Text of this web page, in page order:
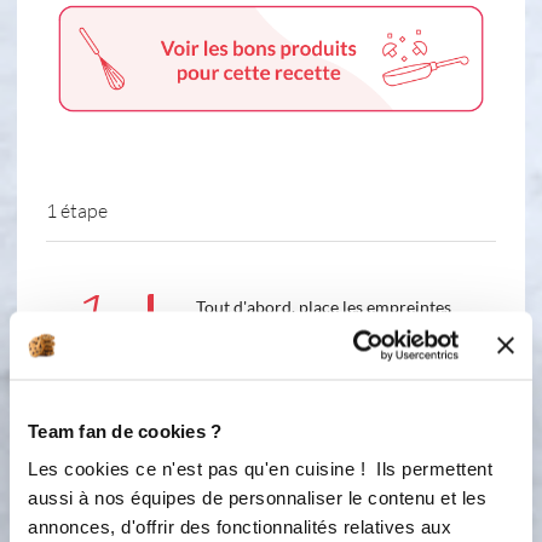
Team fan de cookies ?
Les cookies ce n'est pas qu'en cuisine ! Ils permettent
aussi à nos équipes de personnaliser le contenu et les
annonces, d'offrir des fonctionnalités relatives aux
1 étape
1
Tout d'abord, place les empreintes
mini-madeleines sur une plaque
perforée et préchauffe ton four à
Dans un petit cul-de poule, mélange
la farine, la fécule de maïs, la levure,
le Parmesan et l'Emmental. Dans un
grand bol, casse les oeufs et bats-les